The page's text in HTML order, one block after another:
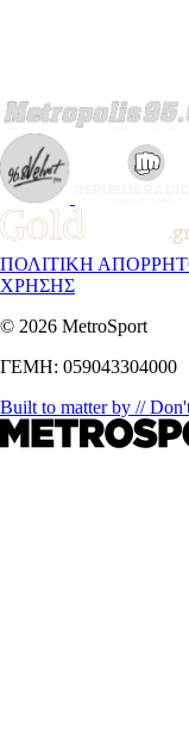
ΠΟΛΙΤΙΚΗ
ΧΡΗΣΗΣ
© 2026 MetroSport
ΓΕΜΗ: 059043304000
Built to matter by //